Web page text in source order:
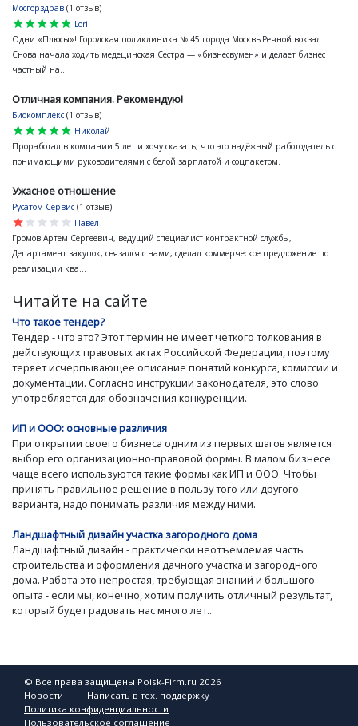
Мосгорздрав (1 отзыв)
star
star
star
star
star
Lori
Одни «Плюсы»! Городская поликлиника № 45 города МосквыРечной вокзал:
Снова начала ходить медецинская Сестра — «бизнесвумен» и делает бизнес
частный на...
Отличная компания. Рекомендую!
Биокомплекс (1 отзыв)
star
star
star
star
star
Николай
Проработал в компании 5 лет и хочу сказать, что это надёжный работодатель с
понимающими руководителями с белой зарплатой и соцпакетом.
Ужасное отношение
Русатом Сервис (1 отзыв)
star
star
star
star
star
Павел
Громов Артем Сергеевич, ведущий специалист контрактной службы,
Департамент закупок, связался с нами, сделал коммерческое предложение по
реализации ква...
Читайте на сайте
Что такое тендер?
Тендер - что это? Этот термин не имеет четкого толкования в
действующих правовых актах Российской Федерации, поэтому
теряет исчерпывающее описание понятий конкурса, комиссии и
документации. Согласно инструкции законодателя, это слово
употребляется для обозначения конкуренции.
ИП и ООО: основные различия
При открытии своего бизнеса одним из первых шагов является
выбор его организационно-правовой формы. В малом бизнесе
чаще всего используются такие формы как ИП и ООО. Чтобы
принять правильное решение в пользу того или другого
варианта, надо понимать различия между ними.
Ландшафтный дизайн участка загородного дома
Ландшафтный дизайн - практически неотъемлемая часть
строительства и оформления дачного участка и загородного
дома. Работа это непростая, требующая знаний и большого
опыта - если мы, конечно, хотим получить отличный результат,
который будет радовать нас много лет...
© Все права защищены Poisk-Firm.ru 2026
Новости
Написать в тех. поддержку
Политика конфиденциальности
Пользовательское соглашение